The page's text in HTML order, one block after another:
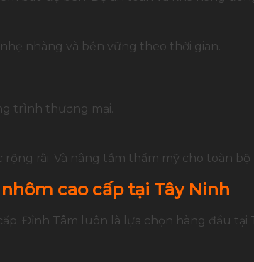
nhàng và bền vững theo thời gian.
trình thương mại.
rãi. Và nâng tầm thẩm mỹ cho toàn bộ
cao cấp tại Tây Ninh
Đỉnh Tâm luôn là lựa chọn hàng đầu tại